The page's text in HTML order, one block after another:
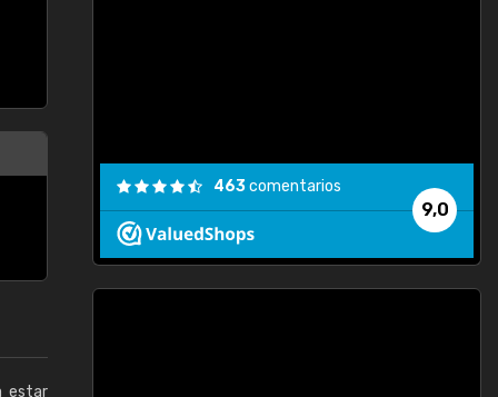
estar
9,0
463comentarios